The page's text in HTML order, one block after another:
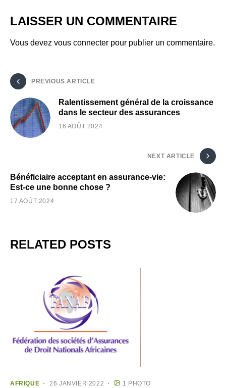
LAISSER UN COMMENTAIRE
Vous devez vous connecter pour publier un commentaire.
PREVIOUS ARTICLE
Ralentissement général de la croissance
dans le secteur des assurances
16 AOÛT 2024
NEXT ARTICLE
Bénéficiaire acceptant en assurance-vie:
Est-ce une bonne chose ?
17 AOÛT 2024
RELATED POSTS
AFRIQUE 26 JANVIER 2022 1 PHOTO